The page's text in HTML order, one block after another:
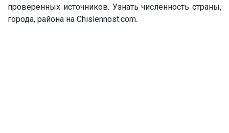
проверенных источников. Узнать численность страны,
города, района на Chislennost.com.